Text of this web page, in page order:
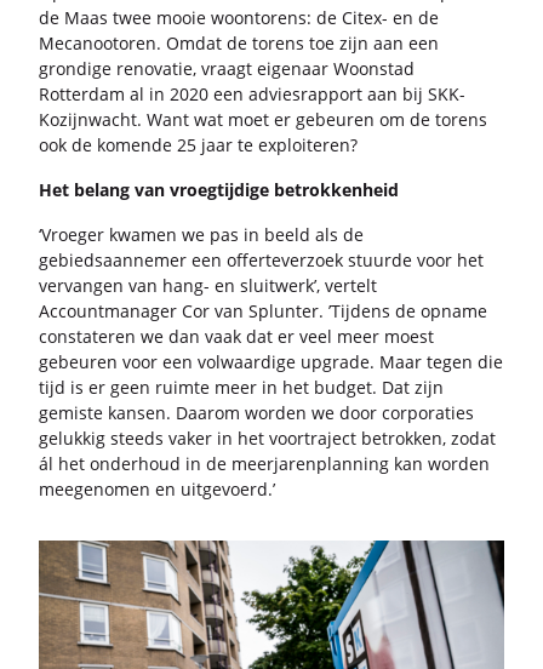
de Maas twee mooie woon­to­rens: de Citex-​ en de
Me­ca­noo­t­o­ren. Omdat de to­rens toe zijn aan een
gron­di­ge re­no­va­tie, vraagt ei­ge­naar Woon­stad
Rot­ter­dam al in 2020 een ad­vies­rap­port aan bij SKK-​
Kozijnwacht. Want wat moet er ge­beu­ren om de to­rens
ook de ko­men­de 25 jaar te ex­ploi­te­ren?
Het be­lang van vroeg­tij­di­ge be­trok­ken­heid
‘Vroe­ger kwa­men we pas in beeld als de
ge­bieds­aan­ne­mer een of­fer­t­ever­zoek stuur­de voor het
ver­van­gen van hang- en sluit­werk’, ver­telt
Ac­count­ma­na­ger Cor van Splun­ter. ’Tij­dens de op­na­me
con­sta­te­ren we dan vaak dat er veel meer moest
ge­beu­ren voor een vol­waar­di­ge up­gra­de. Maar tegen die
tijd is er geen ruim­te meer in het bud­get. Dat zijn
ge­mis­te kan­sen. Daar­om wor­den we door cor­po­ra­ties
ge­luk­kig steeds vaker in het voor­tra­ject be­trok­ken, zodat
ál het on­der­houd in de meer­ja­ren­plan­ning kan wor­den
mee­ge­no­men en uit­ge­voerd.’